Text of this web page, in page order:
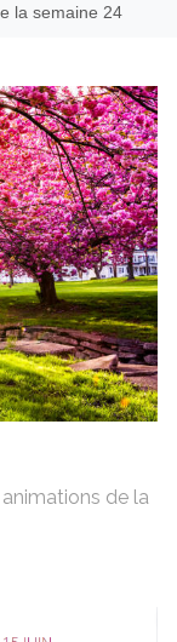
la semaine 24
de la